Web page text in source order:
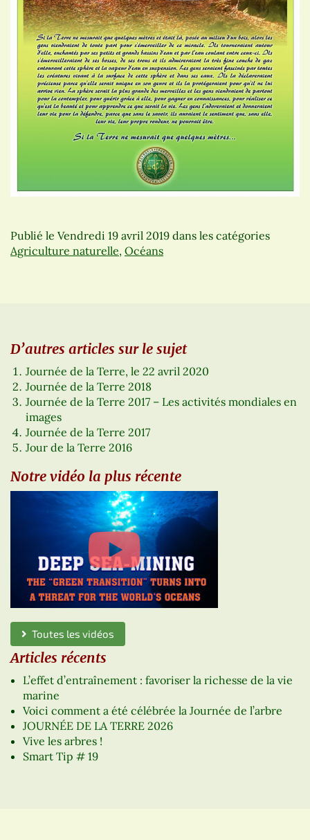
Publié le Vendredi 19 avril 2019 dans les catégories
Agriculture naturelle, Océans
D’autres articles sur le sujet
Journée de la Terre, le 22 avril 2020
Journée de la Terre 2018
Journée de la Terre 2017 – Les activités mondiales en
images
Journée de la Terre 2017
Jour de la Terre 2016
Notre vidéo la plus récente
Toutes les vidéos
Articles récents
L’effet d’entraînement : favoriser la richesse de la vie
marine
Voici comment a été célébrée la Journée de l’arbre
JOURNÉE DE LA TERRE 2026
Vive les arbres !
Smart Tip # 19